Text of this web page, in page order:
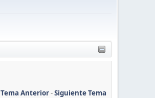
Tema Anterior-Siguiente Tema